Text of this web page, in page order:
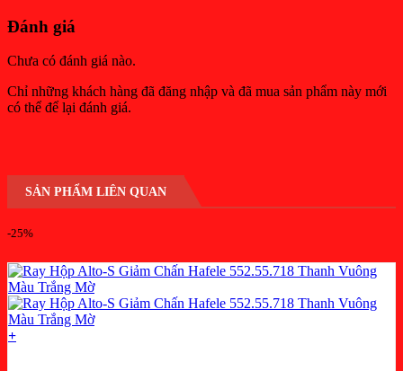
Đánh giá
Chưa có đánh giá nào.
Chỉ những khách hàng đã đăng nhập và đã mua sản phẩm này mới
có thể để lại đánh giá.
SẢN PHẨM LIÊN QUAN
-25%
+